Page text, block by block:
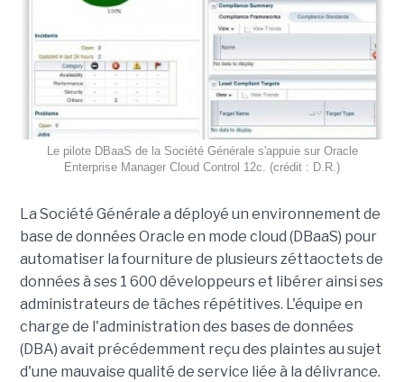
Le pilote DBaaS de la Société Générale s'appuie sur Oracle
Enterprise Manager Cloud Control 12c. (crédit : D.R.)
La Société Générale a déployé un environnement de
base de données Oracle en mode cloud (DBaaS) pour
automatiser la fourniture de plusieurs zéttaoctets de
données à ses 1 600 développeurs et libérer ainsi ses
administrateurs de tâches répétitives. L'équipe en
charge de l'administration des bases de données
(DBA) avait précédemment reçu des plaintes au sujet
d'une mauvaise qualité de service liée à la délivrance.